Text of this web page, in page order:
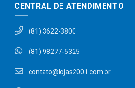
CENTRAL DE ATENDIMENTO
(81) 3622-3800
(81) 98277-5325
contato@lojas2001.com.br